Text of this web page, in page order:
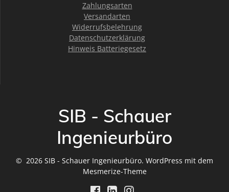
Zahlungsarten
Versandarten
Widerrufsbelehrung
Datenschutzerklärung
Hinweis Batteriegesetz
SIB - Schauer
Ingenieurbüro
© 2026 SIB - Schauer Ingenieurbüro. WordPress mit dem
Mesmerize-Theme